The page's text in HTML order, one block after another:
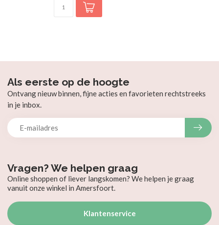
Vragen? We helpen graag
Online shoppen of liever langskomen? We helpen je graag
vanuit onze winkel in Amersfoort.
Klantenservice
Als eerste op de hoogte
Ontvang nieuw binnen, fijne acties en favorieten rechtstreeks
in je inbox.